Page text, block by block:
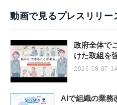
動画で見るプレスリリー
政府全体で
けた取組を
2026.08.07
AIで組織の業務